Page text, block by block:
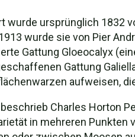
wurde ursprünglich 1832
wurde sie von Pier
Gattung Gloeocalyx
Gattung
aufweisen,
Charles Horton
in mehreren Punkten